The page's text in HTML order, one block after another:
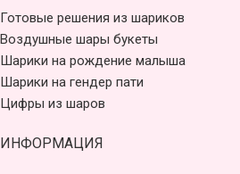
Готовые решения из шариков
Воздушные шары букеты
Шарики на рождение малыша
Шарики на гендер пати
Цифры из шаров
ИНФОРМАЦИЯ